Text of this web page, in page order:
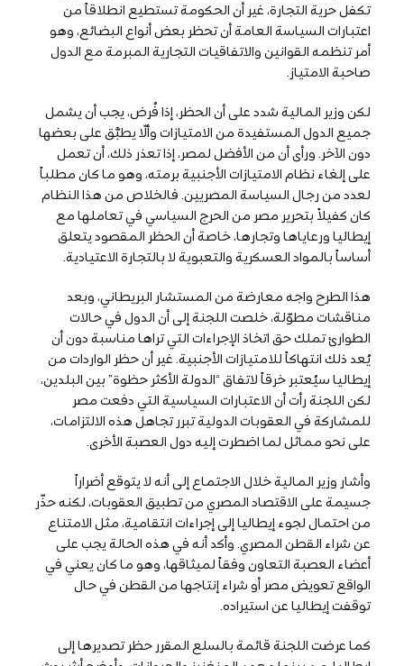
تكفل حرية التجارة، غير أن الحكومة تستطيع انطلاقاً من
اعتبارات السياسة العامة أن تحظر بعض أنواع البضائع، وهو
أمر تنظمه القوانين والاتفاقيات التجارية المبرمة مع الدول
صاحبة الامتياز.
لكن وزير المالية شدد على أن الحظر، إذا فُرض، يجب أن يشمل
جميع الدول المستفيدة من الامتيازات وألّا يطبَّق على بعضها
دون الآخر. ورأى أن من الأفضل لمصر، إذا تعذر ذلك، أن تعمل
على إلغاء نظام الامتيازات الأجنبية برمته، وهو ما كان مطلباً
لعدد من رجال السياسة المصريين. فالخلاص من هذا النظام
كان كفيلاً بتحرير مصر من الحرج السياسي في تعاملها مع
إيطاليا ورعاياها وتجارها، خاصة أن الحظر المقصود يتعلق
أساساً بالمواد العسكرية والتعبوية لا بالتجارة الاعتيادية.
هذا الطرح واجه معارضة من المستشار البريطاني، وبعد
مناقشات مطوّلة، خلصت اللجنة إلى أن الدول في حالات
الطوارئ تملك حق اتخاذ الإجراءات التي تراها مناسبة دون أن
يُعد ذلك انتهاكاً للامتيازات الأجنبية. غير أن حظر الواردات من
إيطاليا سيُعتبر خرقاً لاتفاق “الدولة الأكثر حظوة” بين البلدين،
لكن اللجنة رأت أن الاعتبارات السياسية التي دفعت مصر
للمشاركة في العقوبات الدولية تبرر تجاهل هذه الالتزامات،
على نحو مماثل لما اضطرت إليه دول العصبة الأخرى.
وأشار وزير المالية خلال الاجتماع إلى أنه لا يتوقع أضراراً
جسيمة على الاقتصاد المصري من تطبيق العقوبات، لكنه حذّر
من احتمال لجوء إيطاليا إلى إجراءات انتقامية، مثل الامتناع
عن شراء القطن المصري. وأكد أنه في هذه الحالة يجب على
أعضاء العصبة التعاون وفقاً لميثاقها، وهو ما كان يعني في
الواقع تعويض مصر أو شراء إنتاجها من القطن في حال
توقفت إيطاليا عن استيراده.
كما عرضت اللجنة قائمة بالسلع المقرر حظر تصديرها إلى